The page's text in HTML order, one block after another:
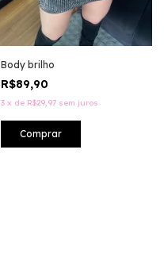
Body brilho
R$89,90
3 x de R$29,97 sem juros